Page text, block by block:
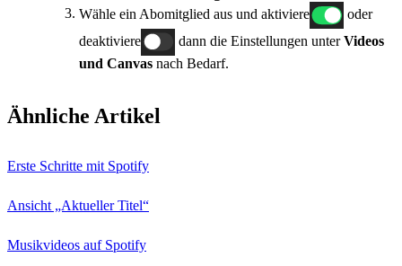
Wähle ein Abomitglied aus und aktiviere
oder
deaktiviere
dann die Einstellungen unterVideos
und Canvas nach Bedarf.
Ähnliche Artikel
Erste Schritte mit Spotify
Ansicht „Aktueller Titel“
Musikvideos auf Spotify